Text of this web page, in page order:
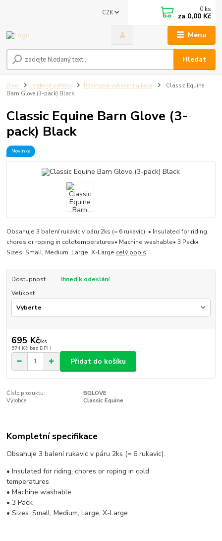
Menu
CZK
Hledat
0 ks
za 0,00 Kč
Úvod Jezdecké potřeby Ropingové vybavení a lasa
Classic Equine
Barn Glove (3-pack) Black
Classic Equine Barn Glove (3-
pack) Black
Novinka
Obsahuje 3 balení rukavic v páru 2ks (= 6 rukavic). • Insulated for riding,
chores or roping in coldtemperatures• Machine washable• 3 Pack•
Sizes: Small, Medium, Large, X-Large celý popis
Dostupnost
Ihned k odeslání
Velikost
695 Kč/ks
574 Kč bez DPH
Přidat do košíku
Číslo produktu:
BGLOVE
Výrobce:
Classic Equine
Kompletní specifikace
Obsahuje 3 balení rukavic v páru 2ks (= 6 rukavic).
• Insulated for riding, chores or roping in cold
temperatures
• Machine washable
• 3 Pack
• Sizes: Small, Medium, Large, X-Large